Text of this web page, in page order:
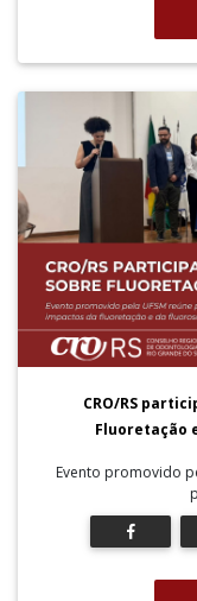
CRO/RS
Fluoretação
Evento promovido